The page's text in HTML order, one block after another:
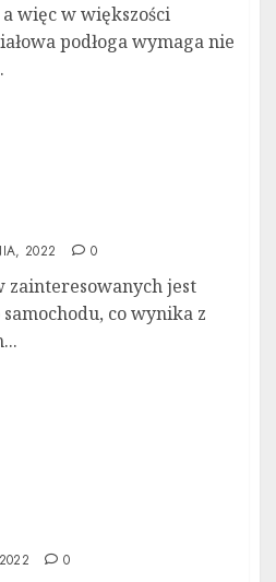
więc w większości
podłoga wymaga nie
2022 0
zainteresowanych jest
co wynika z
0